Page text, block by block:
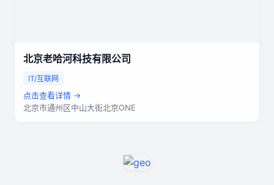
北京老哈河科技有限公司
IT/互联网
点击查看详情 →
北京市通州区中山大街北京ONE